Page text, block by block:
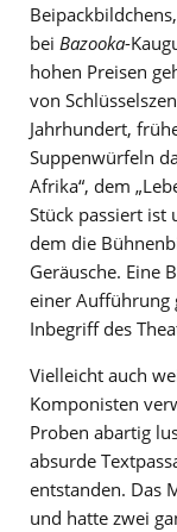
bei Bazooka-
hohen Preisen
von
Jahrhundert,
Suppenwürfeln
Afrika“, dem
Stück passiert ist
dem die
Geräusche. Eine
einer Aufführung
Inbegriff des
Vielleicht auch
Komponisten
Proben abartig
absurde
entstanden. Das
und hatte zwei